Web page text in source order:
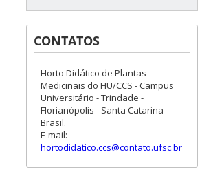
CONTATOS
Horto Didático de Plantas
Medicinais do HU/CCS - Campus
Universitário - Trindade -
Florianópolis - Santa Catarina -
Brasil.
E-mail:
hortodidatico.ccs@contato.ufsc.br